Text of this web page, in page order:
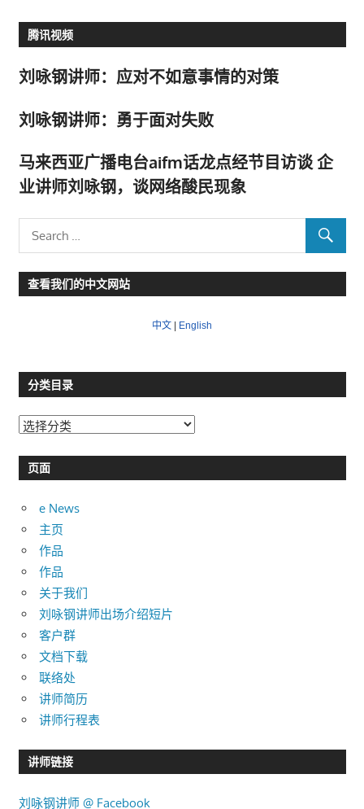
腾讯视频
刘咏钢讲师：应对不如意事情的对策
刘咏钢讲师：勇于面对失败
马来西亚广播电台aifm话龙点经节目访谈 企
业讲师刘咏钢，谈网络酸民现象
查看我们的中文网站
中文 English
分类目录
分
目页面
e News
主页
作品
作品
关于我们
刘咏钢讲师出场介绍短片
客户群
文档下载
联络处
讲师简历
讲师行程表
讲师链接
刘咏钢讲师 @ Facebook